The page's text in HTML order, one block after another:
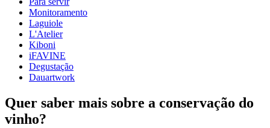
Monitoramento
Laguiole
L'Atelier
Kiboni
iFAVINE
Degustação
Dauartwork
Quer saber mais sobre a conservação do
vinho?